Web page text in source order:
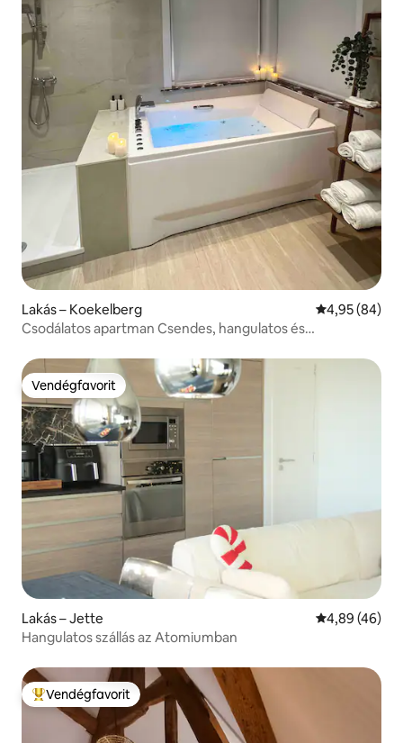
Lakás – Koekelberg Átlagos
4,95 (84)
Csodálatos apartman Csendes, hangulatos és
Vendégfavorit
Vendégfavorit
Lakás – Jette Átlagos
4,89 (46)
Hangulatos szállás az Atomiumban
Kiemelt vendégfavorit
Vendégfavorit